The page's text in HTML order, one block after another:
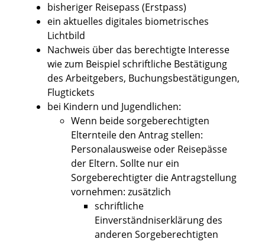
bisheriger Reisepass (Erstpass)
ein aktuelles digitales biometrisches
Lichtbild
Nachweis über das berechtigte Interesse
wie zum Beispiel schriftliche Bestätigung
des Arbeitgebers, Buchungsbestätigungen,
Flugtickets
bei Kindern und Jugendlichen:
Wenn beide sorgeberechtigten
Elternteile den Antrag stellen:
Personalausweise oder Reisepässe
der Eltern. Sollte nur ein
Sorgeberechtigter die Antragstellung
vornehmen: zusätzlich
schriftliche
Einverständniserklärung des
anderen Sorgeberechtigten